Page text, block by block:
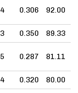
4 0.306 92.00
3 0.350 89.33
5 0.287 81.11
4 0.320 80.00